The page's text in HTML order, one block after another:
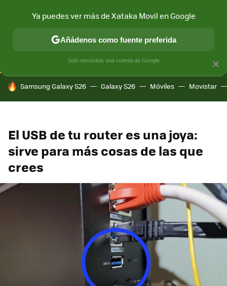
CONECTIVIDAD MÓVIL Y SOCIEDAD APLICACIONES
HOY SE HABLA DE
Samsung Galaxy S26 Galaxy S26 Móviles Movistar
El USB de tu router es una joya:
sirve para más cosas de las que
crees
×
Ya puedes ver más de Xataka Movil en Google
Añádenos como fuente preferida
Solo necesitas una cuenta de Google